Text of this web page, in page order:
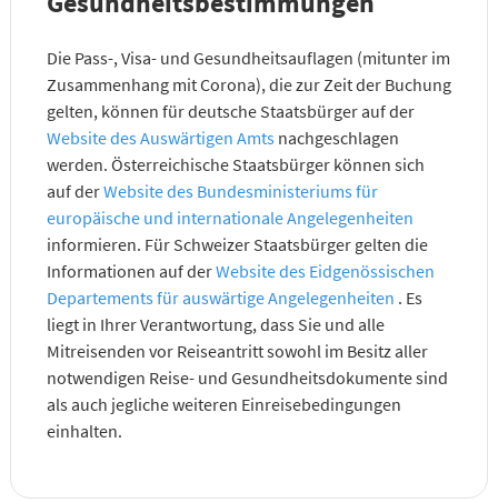
Die Pass-, Visa- und Gesundheitsauflagen (mitunter im
Zusammenhang mit Corona), die zur Zeit der Buchung
gelten, können für deutsche Staatsbürger auf der
Website des Auswärtigen Amtsnachgeschlagen
werden. Österreichische Staatsbürger können sich
auf derWebsite des Bundesministeriums für
europäische und internationale Angelegenheiten
informieren. Für Schweizer Staatsbürger gelten die
Informationen auf derWebsite des Eidgenössischen
Departements für auswärtige Angelegenheiten . Es
liegt in Ihrer Verantwortung, dass Sie und alle
Mitreisenden vor Reiseantritt sowohl im Besitz aller
notwendigen Reise- und Gesundheitsdokumente sind
als auch jegliche weiteren Einreisebedingungen
einhalten.